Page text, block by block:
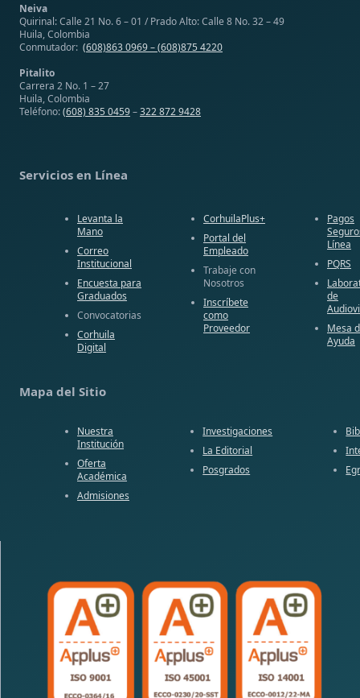
Neiva
Quirinal: Calle 21 No. 6 – 01 / Prado Alto: Calle 8 No. 32 – 49
Huila, Colombia
Conmutador: (608)863 0969 –(608)875 4220
Pitalito
Carrera 2 No. 1 – 27
Huila, Colombia
Teléfono:(608) 835 0459–322 872 9428
Servicios en Línea
Levanta la
Mano
Correo
Institucional
Encuesta para
Graduados
Convocatorias
Corhuila
Digital
CorhuilaPlus+
Portal del
Empleado
Trabaje con
Nosotros
Inscríbete
como
Proveedor
Pagos
Línea
PQRS
de
Mesa
Ayuda
Mapa del Sitio
Nuestra
Institución
Oferta
Académica
Admisiones
Investigaciones
La Editorial
Posgrados